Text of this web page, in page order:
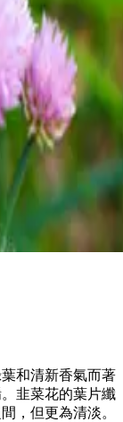
和清新香氣而著
韭菜花的葉片纖
，但更為清淡。